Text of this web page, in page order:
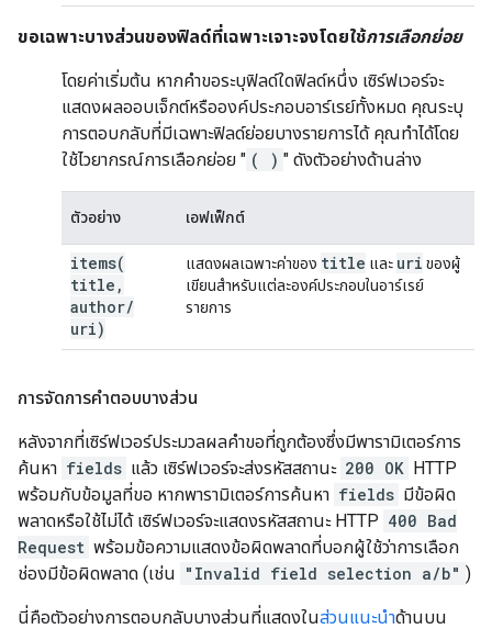
ขอเฉพาะบางส่วนของฟิลด์ที่เฉพาะเจาะจงโดยใช้การเลือกย่อย
โดยค่าเริ่มต้น หากคำขอระบุฟิลด์ใดฟิลด์หนึ่ง เซิร์ฟเวอร์จะ
แสดงผลออบเจ็กต์หรือองค์ประกอบอาร์เรย์ทั้งหมด คุณระบุ
การตอบกลับที่มีเฉพาะฟิลด์ย่อยบางรายการได้ คุณทำได้โดย
ใช้ไวยากรณ์การเลือกย่อย " ( ) " ดังตัวอย่างด้านล่าง
ตัวอย่าง เอฟเฟ็กต์
items(
title ,
author/
uri)
แสดงผลเฉพาะค่าของ title และ uri ของผู้
เขียนสำหรับแต่ละองค์ประกอบในอาร์เรย์
รายการ
การจัดการคำตอบบางส่วน
หลังจากที่เซิร์ฟเวอร์ประมวลผลคำขอที่ถูกต้องซึ่งมีพารามิเตอร์การ
ค้นหา fields แล้ว เซิร์ฟเวอร์จะส่งรหัสสถานะ 200 OK HTTP
พร้อมกับข้อมูลที่ขอ หากพารามิเตอร์การค้นหา fields มีข้อผิด
พลาดหรือใช้ไม่ได้ เซิร์ฟเวอร์จะแสดงรหัสสถานะ HTTP 400 Bad
Request พร้อมข้อความแสดงข้อผิดพลาดที่บอกผู้ใช้ว่าการเลือก
ช่องมีข้อผิดพลาด (เช่น "Invalid field selection a/b" )
นี่คือตัวอย่างการตอบกลับบางส่วนที่แสดงในส่วนแนะนำด้านบน